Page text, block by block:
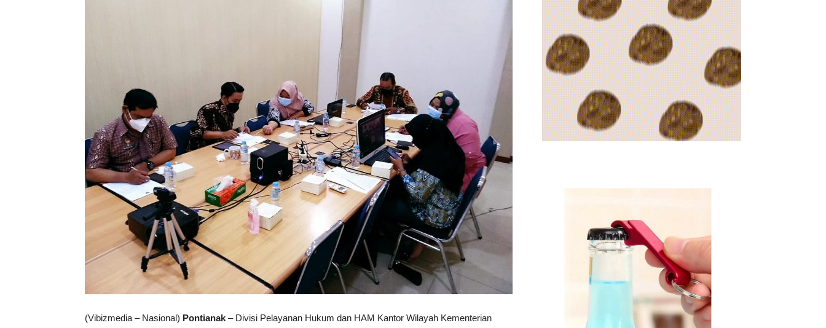
(Vibizmedia – Nasional) Pontianak – Divisi Pelayanan Hukum dan HAM Kantor Wilayah Kementerian